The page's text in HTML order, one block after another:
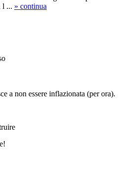
l ... » continua
a non essere inflazionata (per ora).